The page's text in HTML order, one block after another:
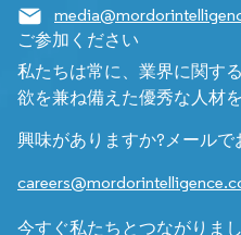
ご参加ください
私たちは常に、業界に関す
欲を兼ね備えた優秀な人材
興味がありますか?メールで
今すぐ私たちとつながりま